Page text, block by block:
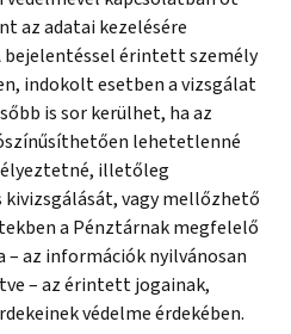
az adatai kezelésére
bejelentéssel érintett személy
indokolt esetben a vizsgálat
is sor kerülhet, ha az
lehetetlenné
illetőleg
vagy mellőzhető
a Pénztárnak megfelelő
az információk nyilvánosan
– az érintett jogainak,
védelme érdekében.